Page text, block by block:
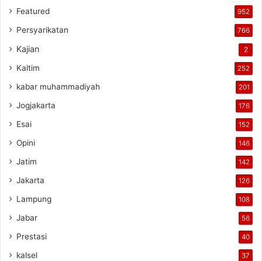
Featured 952
Persyarikatan 766
Kajian 2
Kaltim 252
kabar muhammadiyah 201
Jogjakarta 176
Esai 152
Opini 146
Jatim 142
Jakarta 126
Lampung 108
Jabar 56
Prestasi 40
kalsel 37